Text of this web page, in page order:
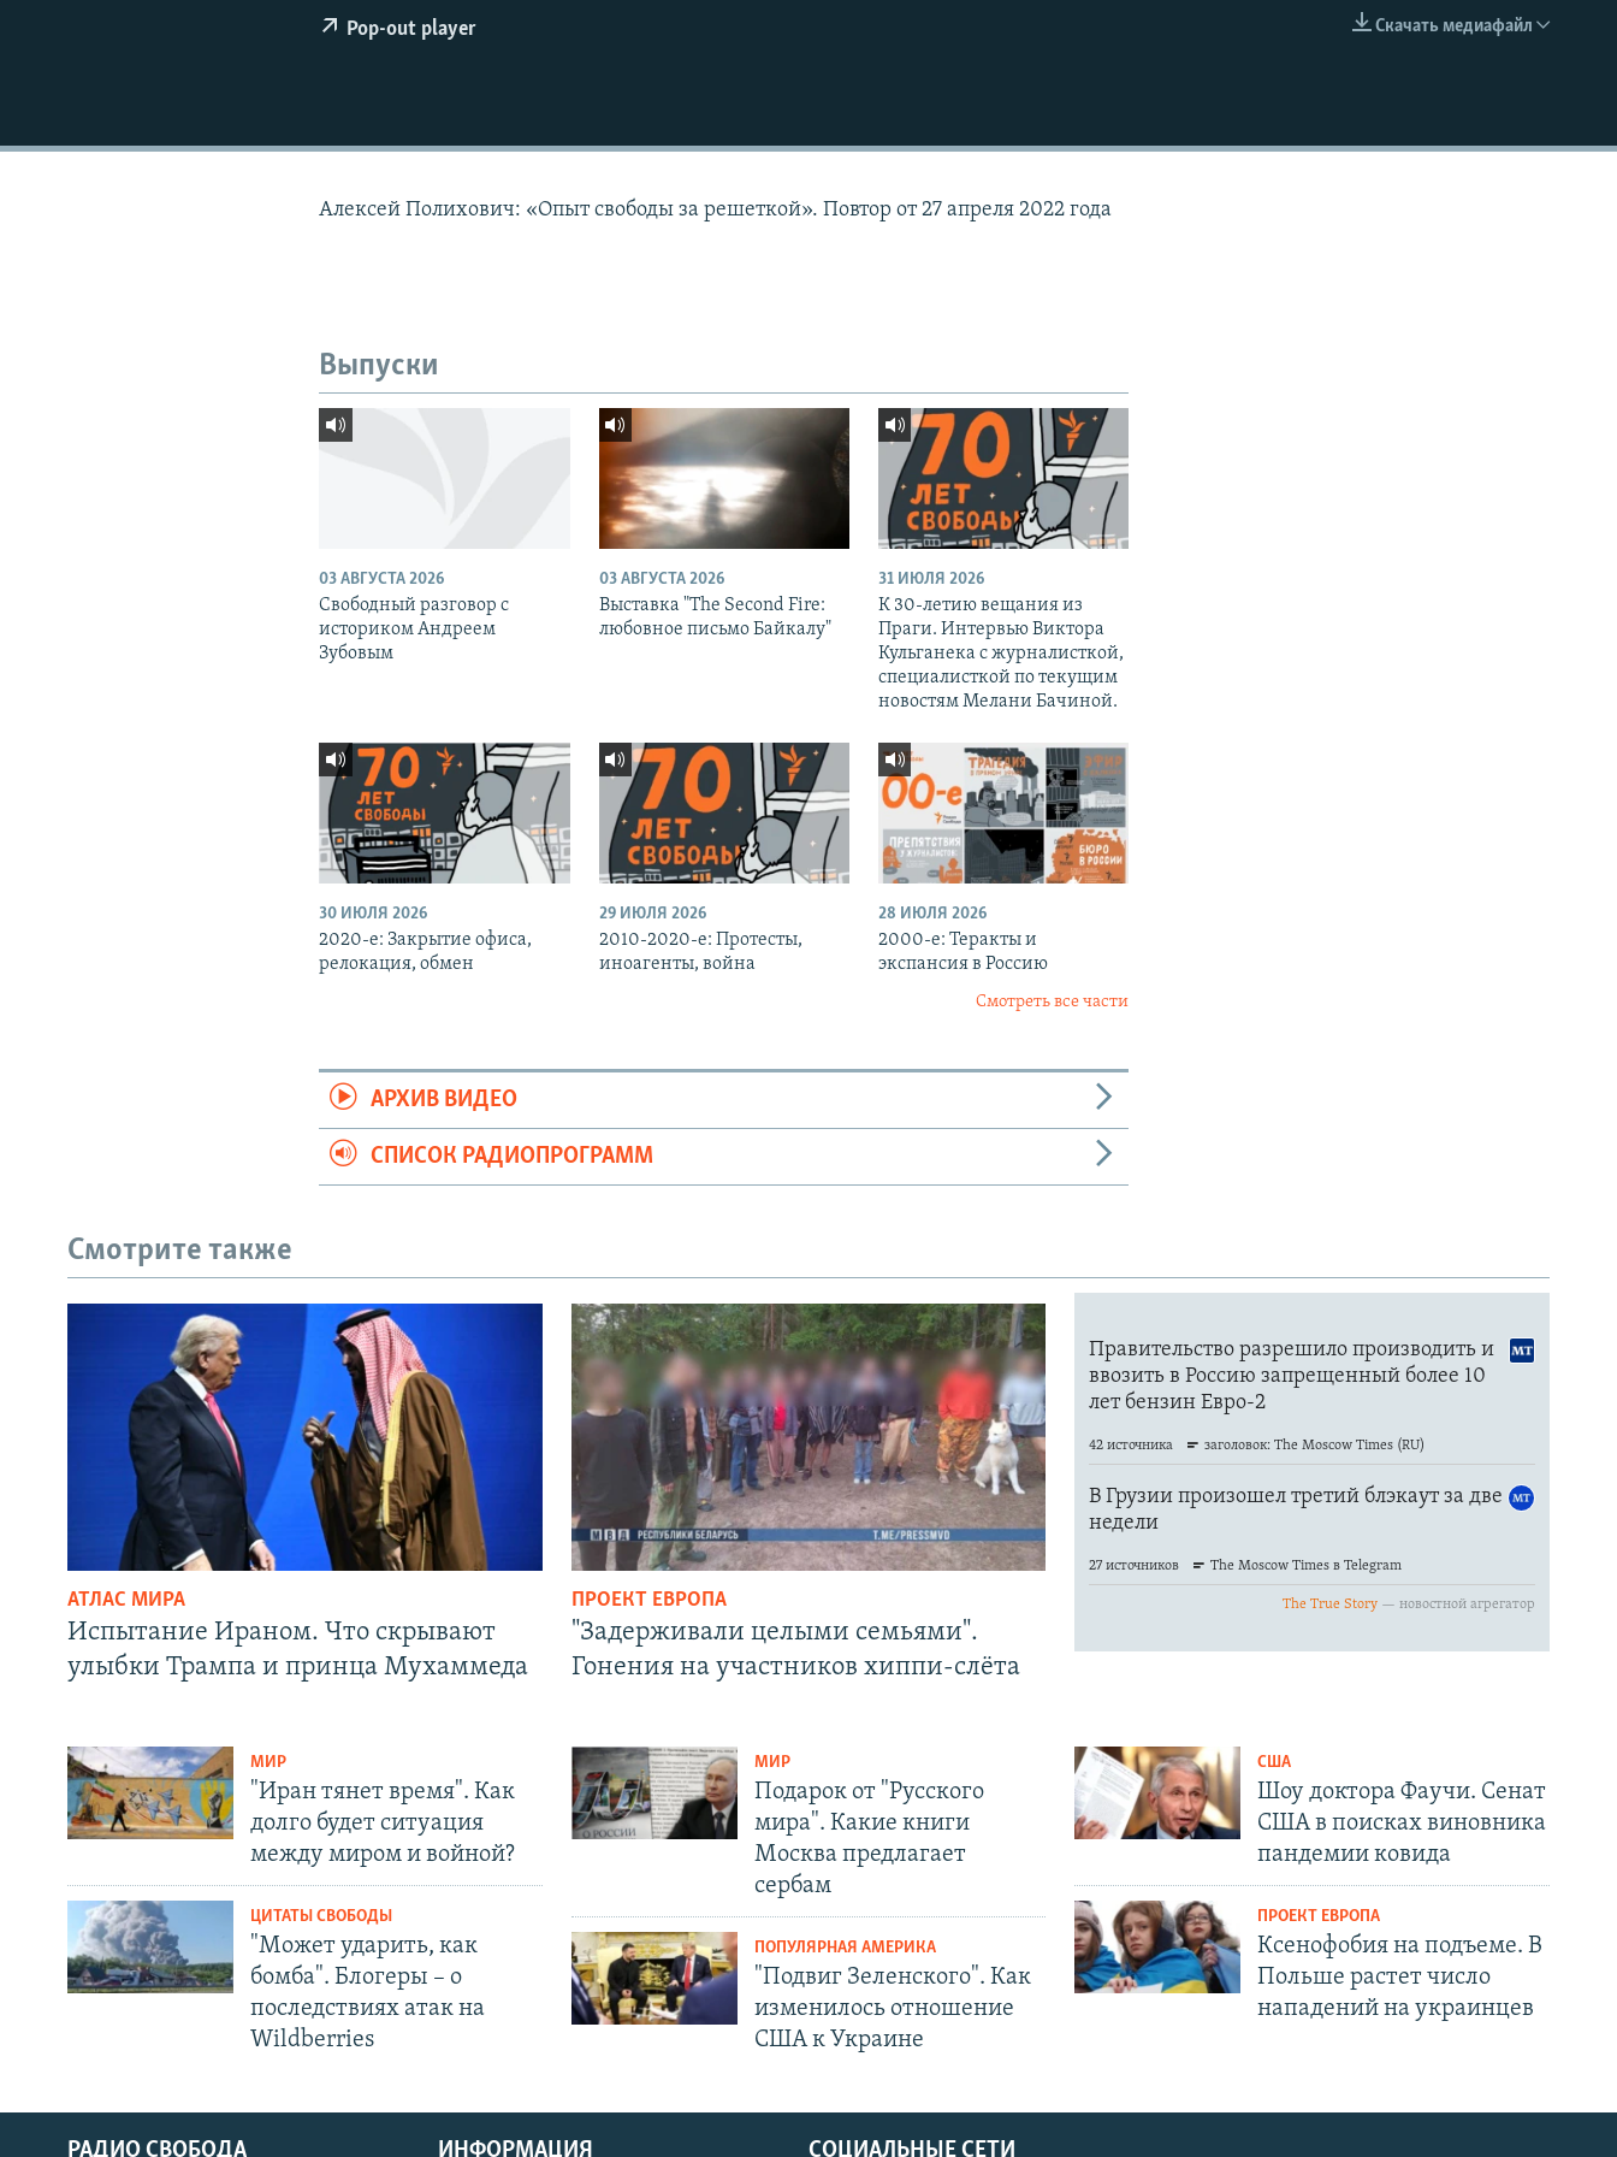
EMBED
Скачать медиафайл
Pop-out player
Алексей Полихович: «Опыт свободы за решеткой». Повтор от 27 апреля 2022 года
Выпуски
03 АВГУСТА 2026
Свободный разговор с
историком Андреем
Зубовым
03 АВГУСТА 2026
Выставка "The Second Fire:
любовное письмо Байкалу"
31 ИЮЛЯ 2026
К 30-летию вещания из
Праги. Интервью Виктора
Кульганека с журналисткой,
специалисткой по текущим
новостям Мелани Бачиной.
30 ИЮЛЯ 2026
2020-е: Закрытие офиса,
релокация, обмен
29 ИЮЛЯ 2026
2010-2020-е: Протесты,
иноагенты, война
28 ИЮЛЯ 2026
2000-е: Теракты и
экспансия в Россию
Смотреть все части
АРХИВ ВИДЕО
СПИСОК РАДИОПРОГРАММ
Смотрите также
АТЛАС МИРА
Испытание Ираном. Что скрывают
улыбки Трампа и принца Мухаммеда
ПРОЕКТ ЕВРОПА
"Задерживали целыми семьями".
Гонения на участников хиппи-слёта
МИР
"Иран тянет время". Как
долго будет ситуация
между миром и войной?
ЦИТАТЫ СВОБОДЫ
"Может ударить, как
бомба". Блогеры – о
последствиях атак на
Wildberries
МИР
Подарок от "Русского
мира". Какие книги
Москва предлагает
сербам
ПОПУЛЯРНАЯ АМЕРИКА
"Подвиг Зеленского". Как
изменилось отношение
США к Украине
США
Шоу доктора Фаучи. Сенат
США в поисках виновника
пандемии ковида
ПРОЕКТ ЕВРОПА
Ксенофобия на подъеме. В
Польше растет число
нападений на украинцев
СОЦИАЛЬНЫЕ СЕТИ
РАДИО СВОБОДА ИНФОРМАЦИЯ